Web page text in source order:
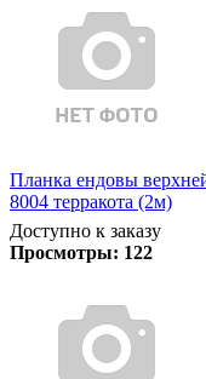
Планка ендовы
8004 терракота (2м)
Доступно к заказу
Просмотры: 122